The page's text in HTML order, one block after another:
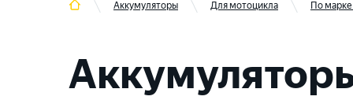
Аккумуляторы Для мотоцикла По